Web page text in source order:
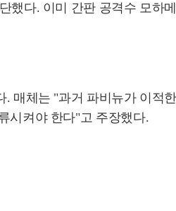
다. 이미 간판 공격수 모하
매체는 "과거 파비뉴가 이적
시켜야 한다"고 주장했다.